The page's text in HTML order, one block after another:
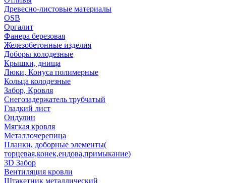
Древесно-листовые материалы
OSB
Оргалит
Фанера березовая
Железобетонные изделия
Доборы колодезные
Крышки, днища
Люки, Конуса полимерные
Кольца колодезные
Забор, Кровля
Снегозадержатель трубчатый
Гладкий лист
Ондулин
Мягкая кровля
Металлочерепица
Планки, доборные элементы(
торцевая,конек,ендова,примыкание)
3D Забор
Вентиляция кровли
Штакетник металлический